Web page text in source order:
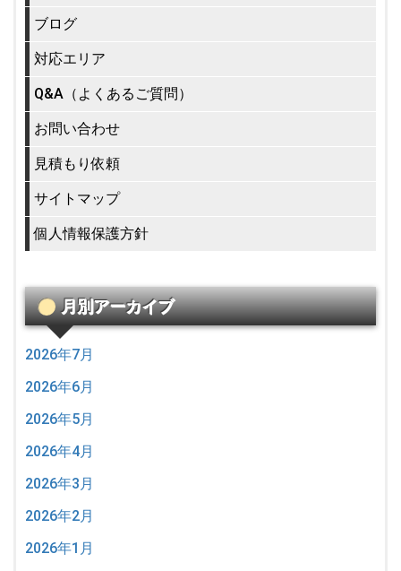
ブログ
対応エリア
Q&A（よくあるご質問）
お問い合わせ
見積もり依頼
サイトマップ
個人情報保護方針
月別アーカイブ
2026年7月
2026年6月
2026年5月
2026年4月
2026年3月
2026年2月
2026年1月